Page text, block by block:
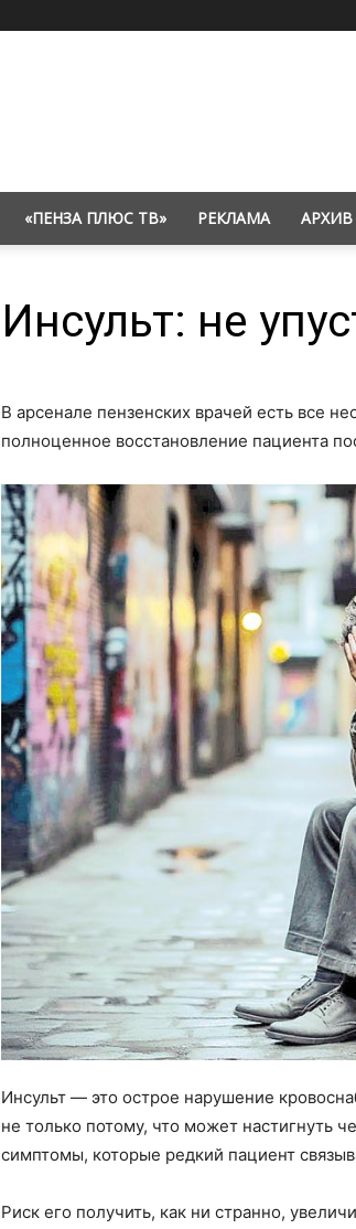
«ПЕНЗА ПЛЮС ТВ» РЕКЛАМА АРХИВ
Инсульт: не
В арсенале пензенских врачей есть все
полноценное восстановление пациента
Инсульт — это острое нарушение
не только потому, что может настигнуть
симптомы, которые редкий пациент
Риск его получить, как ни странно,